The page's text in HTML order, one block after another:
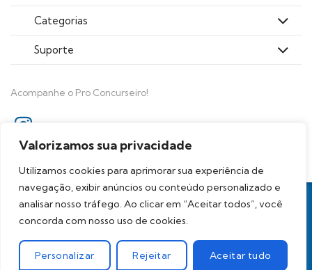
Valorizamos sua privacidade
Utilizamos cookies para aprimorar sua experiência de
navegação, exibir anúncios ou conteúdo personalizado e
analisar nosso tráfego. Ao clicar em “Aceitar todos”, você
concorda com nosso uso de cookies.
Personalizar Rejeitar Aceitar tudo
Categorias
Suporte
Acompanhe o Pro Concurseiro!
Todos os direitos reservados
Proconcurseiro Análises para Concursos Ltda. - CNPJ
39.236.569/0001-96